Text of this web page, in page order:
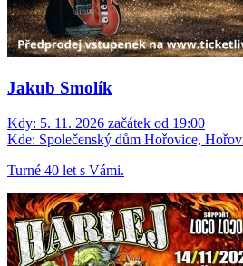
Jakub Smolík
Kdy: 5. 11. 2026 začátek od 19:00
Kde: Společenský dům Hořovice,
Turné 40 let s Vámi.